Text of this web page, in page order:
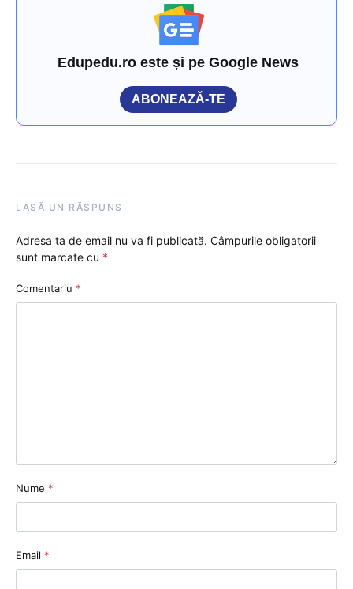
Edupedu.ro este și pe Google News
ABONEAZĂ-TE
LASĂ UN RĂSPUNS
Adresa ta de email nu va fi publicată. Câmpurile obligatorii
sunt marcate cu *
Comentariu *
Nume *
Email *